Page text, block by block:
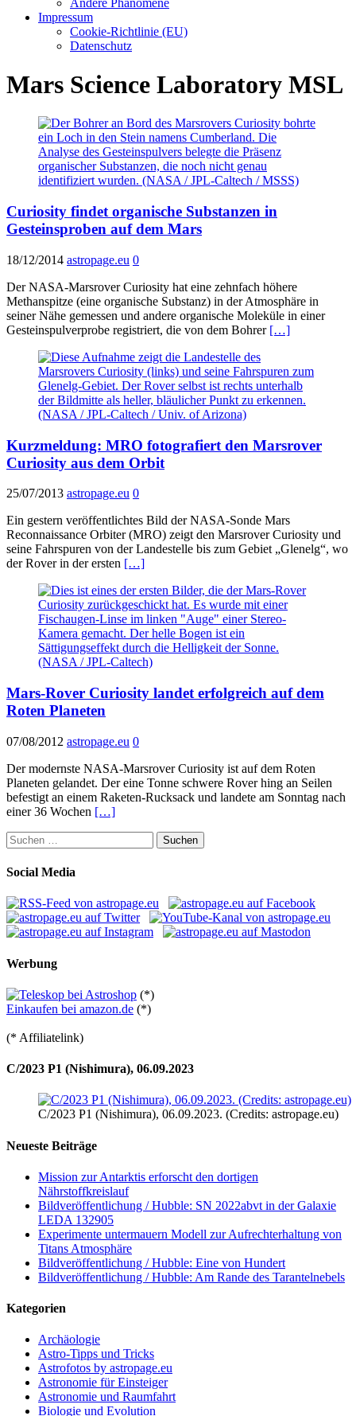
Impressum
Cookie-Richtlinie (EU)
Datenschutz
Mars Science Laboratory MSL
Curiosity findet organische Substanzen in
Gesteinsproben auf dem Mars
18/12/2014 astropage.eu 0
Der NASA-Marsrover Curiosity hat eine zehnfach höhere
Methanspitze (eine organische Substanz) in der Atmosphäre in
seiner Nähe gemessen und andere organische Moleküle in einer
Gesteinspulverprobe registriert, die von dem Bohrer […]
Kurzmeldung: MRO fotografiert den Marsrover
Curiosity aus dem Orbit
25/07/2013 astropage.eu 0
Ein gestern veröffentlichtes Bild der NASA-Sonde Mars
Reconnaissance Orbiter (MRO) zeigt den Marsrover Curiosity und
seine Fahrspuren von der Landestelle bis zum Gebiet „Glenelg“, wo
der Rover in der ersten […]
Mars-Rover Curiosity landet erfolgreich auf dem
Roten Planeten
07/08/2012 astropage.eu 0
Der modernste NASA-Marsrover Curiosity ist auf dem Roten
Planeten gelandet. Der eine Tonne schwere Rover hing an Seilen
befestigt an einem Raketen-Rucksack und landete am Sonntag nach
einer 36 Wochen […]
Suchen
nach:
Social Media
Werbung
(*)
Einkaufen bei amazon.de (*)
(* Affiliatelink)
C/2023 P1 (Nishimura), 06.09.2023
C/2023 P1 (Nishimura), 06.09.2023. (Credits: astropage.eu)
Neueste Beiträge
Mission zur Antarktis erforscht den dortigen
Nährstoffkreislauf
Bildveröffentlichung / Hubble: SN 2022abvt in der Galaxie
LEDA 132905
Experimente untermauern Modell zur Aufrechterhaltung von
Titans Atmosphäre
Bildveröffentlichung / Hubble: Eine von Hundert
Bildveröffentlichung / Hubble: Am Rande des Tarantelnebels
Kategorien
Archäologie
Astro-Tipps und Tricks
Astrofotos by astropage.eu
Astronomie für Einsteiger
Astronomie und Raumfahrt
Biologie und Evolution